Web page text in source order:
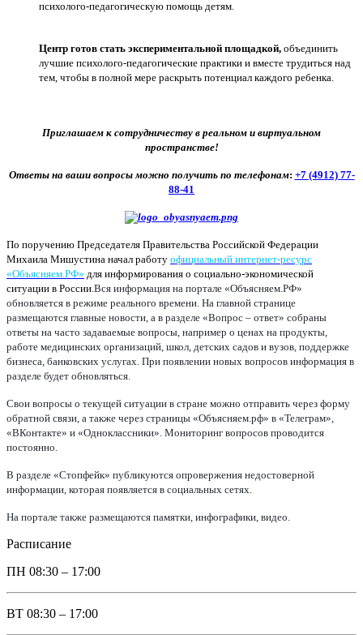
психолого-педагогическую помощь детям.
Центр готов стать экспериментальной площадкой, объединить
лучшие психолого-педагогические практики и вместе трудиться над
тем, чтобы в полной мере раскрыть потенциал каждого ребенка.
Приглашаем к сотрудничеству в реальном и виртуальном
пространстве!
Ответы на ваши вопросы можно получить по телефонам: +7 (4912) 77-
88-41
По поручению Председателя Правительства Российской Федерации
Михаила Мишустина начал работу официальный интернет-ресурс
«Объясняем.РФ» для информирования о социально-экономической
ситуации в России. Вся информация на портале «Объясняем.РФ»
обновляется в режиме реального времени. На главной странице
размещаются главные новости, а в разделе «Вопрос – ответ» собраны
ответы на часто задаваемые вопросы, например о ценах на продукты,
работе медицинских организаций, школ, детских садов и вузов, поддержке
бизнеса, банковских услугах. При появлении новых вопросов информация в
разделе будет обновляться.
Свои вопросы о текущей ситуации в стране можно отправить через форму
обратной связи, а также через страницы «Объясняем.рф» в «Телеграм»,
«ВКонтакте» и «Одноклассники». Мониторинг вопросов проводится
постоянно.
В разделе «Стопфейк» публикуются опровержения недостоверной
информации, которая появляется в социальных сетях.
На портале также размещаются памятки, инфографики, видео.
Расписание
ПН 08:30 – 17:00
ВТ 08:30 – 17:00